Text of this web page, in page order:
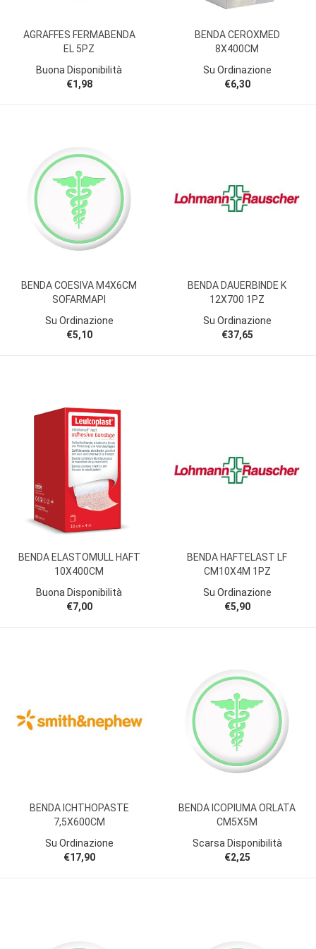
AGRAFFES FERMABENDA
EL 5PZ
Buona Disponibilità
€1,98
BENDA CEROXMED
8X400CM
Su Ordinazione
€6,30
BENDA COESIVA M4X6CM
SOFARMAPI
Su Ordinazione
€5,10
BENDA DAUERBINDE K
12X700 1PZ
Su Ordinazione
€37,65
BENDA ELASTOMULL HAFT
10X400CM
Buona Disponibilità
€7,00
BENDA HAFTELAST LF
CM10X4M 1PZ
Su Ordinazione
€5,90
BENDA ICHTHOPASTE
7,5X600CM
Su Ordinazione
€17,90
BENDA ICOPIUMA ORLATA
CM5X5M
Scarsa Disponibilità
€2,25